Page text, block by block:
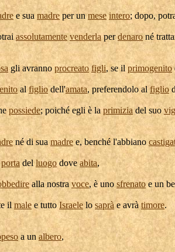
e sua madre per unmese intero; dopo,
assolutamente venderla perdenaro né
gli avranno procreato figli, se il primogenito
alfigliodell'amata, preferendoloalfiglio
possiede; poiché egli è la primizia del suo
né di sua madree, benché l'abbiano
portadelluogodoveabita,
alla nostra voce, è unosfrenato e un
il male e tutto Israele lo saprà e avrà timore.
a unalbero,